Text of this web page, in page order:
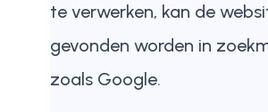
te verwerken, kan de
gevonden worden in
zoals Google.